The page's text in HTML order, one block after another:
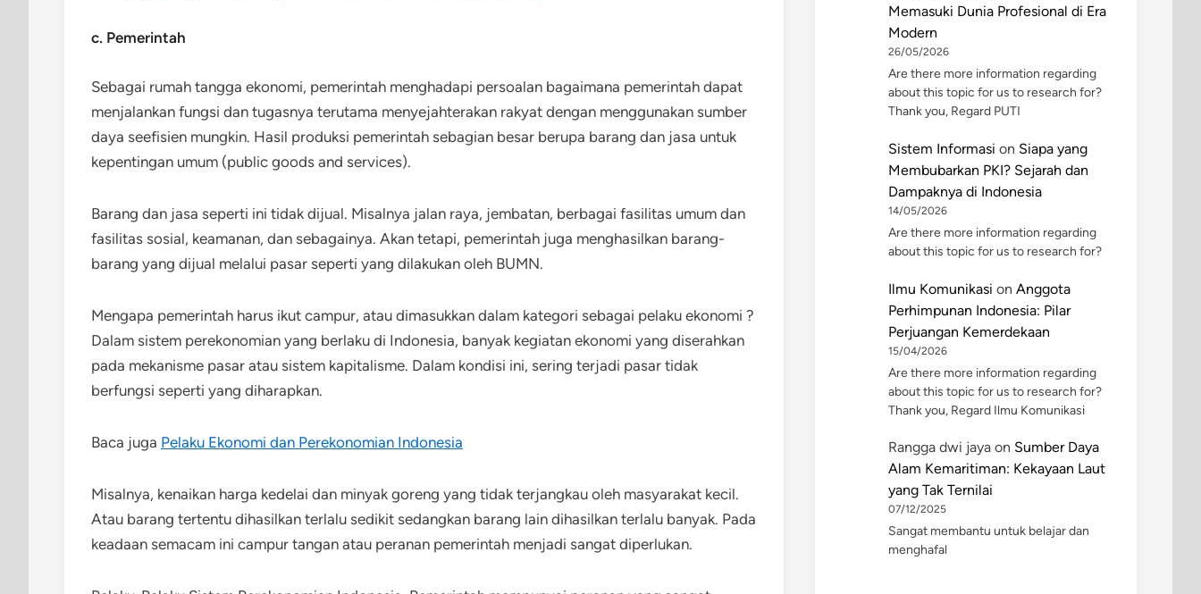
c. Pemerintah
Sebagai rumah tangga ekonomi, pemerintah menghadapi persoalan bagaimana pemerintah dapat
menjalankan fungsi dan tugasnya terutama menyejahterakan rakyat dengan menggunakan sumber
daya seefisien mungkin. Hasil produksi pemerintah sebagian besar berupa barang dan jasa untuk
kepentingan umum (public goods and services).
Barang dan jasa seperti ini tidak dijual. Misalnya jalan raya, jembatan, berbagai fasilitas umum dan
fasilitas sosial, keamanan, dan sebagainya. Akan tetapi, pemerintah juga menghasilkan barang-
barang yang dijual melalui pasar seperti yang dilakukan oleh BUMN.
Mengapa pemerintah harus ikut campur, atau dimasukkan dalam kategori sebagai pelaku ekonomi ?
Dalam sistem perekonomian yang berlaku di Indonesia, banyak kegiatan ekonomi yang diserahkan
pada mekanisme pasar atau sistem kapitalisme. Dalam kondisi ini, sering terjadi pasar tidak
berfungsi seperti yang diharapkan.
Baca juga Pelaku Ekonomi dan Perekonomian Indonesia
Misalnya, kenaikan harga kedelai dan minyak goreng yang tidak terjangkau oleh masyarakat kecil.
Atau barang tertentu dihasilkan terlalu sedikit sedangkan barang lain dihasilkan terlalu banyak. Pada
keadaan semacam ini campur tangan atau peranan pemerintah menjadi sangat diperlukan.
Memasuki Dunia Profesional di Era
Modern
26/05/2026
Are there more information regarding
about this topic for us to research for?
Thank you, Regard PUTI
Sistem Informasi on Siapa yang
Membubarkan PKI? Sejarah dan
Dampaknya di Indonesia
14/05/2026
Are there more information regarding
about this topic for us to research for?
Ilmu Komunikasi on Anggota
Perhimpunan Indonesia: Pilar
Perjuangan Kemerdekaan
15/04/2026
Are there more information regarding
about this topic for us to research for?
Thank you, Regard Ilmu Komunikasi
Rangga dwi jaya on Sumber Daya
Alam Kemaritiman: Kekayaan Laut
yang Tak Ternilai
07/12/2025
Sangat membantu untuk belajar dan
menghafal